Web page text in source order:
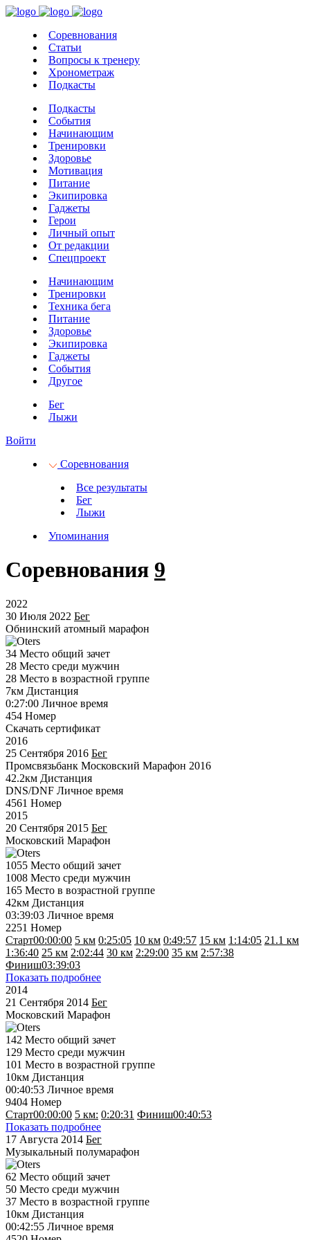
Соревнования
Статьи
Вопросы к тренеру
Хронометраж
Подкасты
Подкасты
События
Начинающим
Тренировки
Здоровье
Мотивация
Питание
Экипировка
Гаджеты
Герои
Личный опыт
От редакции
Спецпроект
Начинающим
Тренировки
Техника бега
Питание
Здоровье
Экипировка
Гаджеты
События
Другое
Бег
Лыжи
Войти
Соревнования
Все результаты
Бег
Лыжи
Упоминания
Соревнования 9
2022
30 Июля 2022 Бег
Обнинский атомный марафон
34 Место общий зачет
28 Место среди мужчин
28 Место в возрастной группе
7км Дистанция
0:27:00 Личное время
454 Номер
Скачать сертификат
2016
25 Сентября 2016 Бег
Промсвязьбанк Московский Марафон 2016
42.2км Дистанция
DNS/DNF Личное время
4561 Номер
2015
20 Сентября 2015 Бег
Московский Марафон
1055 Место общий зачет
1008 Место среди мужчин
165 Место в возрастной группе
42км Дистанция
03:39:03 Личное время
2251 Номер
Старт00:00:00 5 км 0:25:05 10 км 0:49:57 15 км 1:14:05 21.1 км
1:36:40 25 км 2:02:44 30 км 2:29:00 35 км 2:57:38
Финиш03:39:03
Показать подробнее
2014
21 Сентября 2014 Бег
Московский Марафон
142 Место общий зачет
129 Место среди мужчин
101 Место в возрастной группе
10км Дистанция
00:40:53 Личное время
9404 Номер
Старт00:00:00 5 км: 0:20:31 Финиш00:40:53
Показать подробнее
17 Августа 2014 Бег
Музыкальный полумарафон
62 Место общий зачет
50 Место среди мужчин
37 Место в возрастной группе
10км Дистанция
00:42:55 Личное время